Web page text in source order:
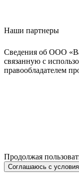
Наши партнеры
Сведения об ООО
связанную с
правообладателем
Продолжая
Соглашаюсь с